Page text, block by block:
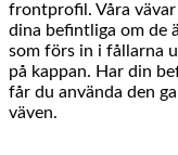
frontprofil. Våra vävar
dina befintliga om de
som förs in i fållarna
på kappan. Har din
får du använda den
väven.